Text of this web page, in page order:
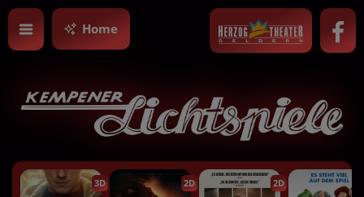
Home
3D
2D
2D